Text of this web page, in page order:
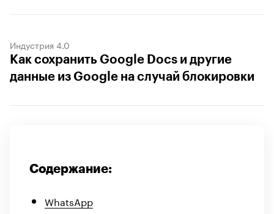
Индустрия 4.0
Как сохранить Google Docs и другие
данные из Google на случай блокировки
Содержание:
WhatsApp